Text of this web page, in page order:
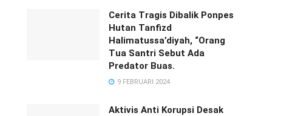
Cerita Tragis Dibalik Ponpes
Hutan Tanfizd
Halimatussa’diyah, “Orang
Tua Santri Sebut Ada
Predator Buas.
9 FEBRUARI 2024
Aktivis Anti Korupsi Desak